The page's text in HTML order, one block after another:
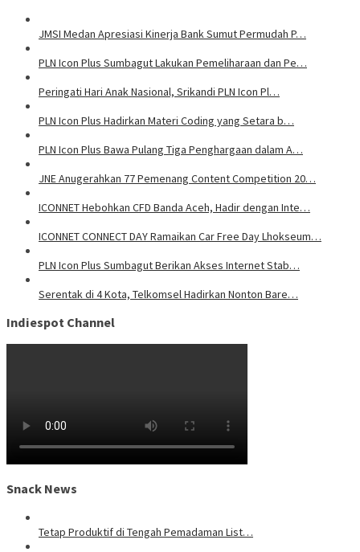
JMSI Medan Apresiasi Kinerja Bank Sumut Permudah P…
PLN Icon Plus Sumbagut Lakukan Pemeliharaan dan Pe…
Peringati Hari Anak Nasional, Srikandi PLN Icon Pl…
PLN Icon Plus Hadirkan Materi Coding yang Setara b…
PLN Icon Plus Bawa Pulang Tiga Penghargaan dalam A…
JNE Anugerahkan 77 Pemenang Content Competition 20…
ICONNET Hebohkan CFD Banda Aceh, Hadir dengan Inte…
ICONNET CONNECT DAY Ramaikan Car Free Day Lhokseum…
PLN Icon Plus Sumbagut Berikan Akses Internet Stab…
Serentak di 4 Kota, Telkomsel Hadirkan Nonton Bare…
Indiespot Channel
Snack News
Tetap Produktif di Tengah Pemadaman List…